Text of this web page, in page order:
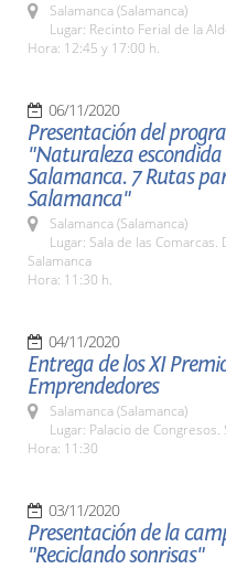
Salamanca (Salamanca)
Lugar: Recinto Ferial de la
Hora: 12:45 y 17:00 h.
06/11/2020
Presentación del
"Naturaleza escondida
Salamanca. 7 Rutas
Salamanca"
Salamanca (Salamanca)
Lugar: Sala de las Comarcas.
Salamanca
Hora: 11:30 h.
04/11/2020
Entrega de los XI
Emprendedores
Salamanca (Salamanca)
Lugar: Palacio de Congresos.
Hora: 11:30
03/11/2020
Presentación de la
"Reciclando sonrisas"